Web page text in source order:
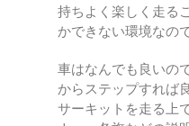
持ちよく楽しく走る
かできない環境なので
車はなんでも良いの
からステップすれば
サーキットを走る上